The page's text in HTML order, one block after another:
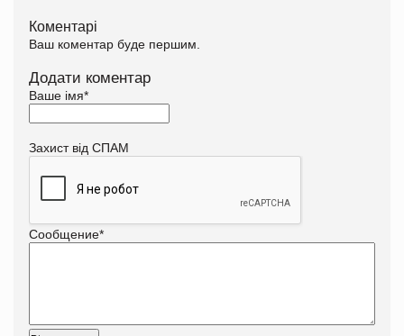
Коментарі
Ваш коментар буде першим.
Додати коментар
Ваше імя*
Захист від СПАМ
Сообщение*